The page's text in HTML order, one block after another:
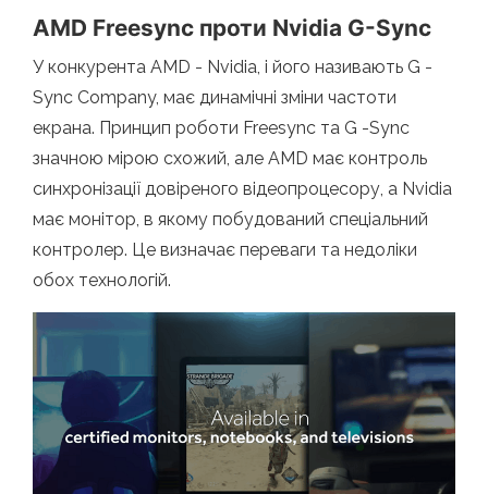
AMD Freesync проти Nvidia G-Sync
У конкурента AMD - Nvidia, і його називають G -
Sync Company, має динамічні зміни частоти
екрана. Принцип роботи Freesync та G -Sync
значною мірою схожий, але AMD має контроль
синхронізації довіреного відеопроцесору, а Nvidia
має монітор, в якому побудований спеціальний
контролер. Це визначає переваги та недоліки
обох технологій.